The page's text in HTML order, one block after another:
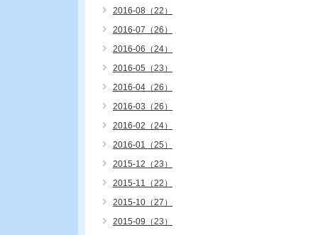
2016-08（22）
2016-07（26）
2016-06（24）
2016-05（23）
2016-04（26）
2016-03（26）
2016-02（24）
2016-01（25）
2015-12（23）
2015-11（22）
2015-10（27）
2015-09（23）